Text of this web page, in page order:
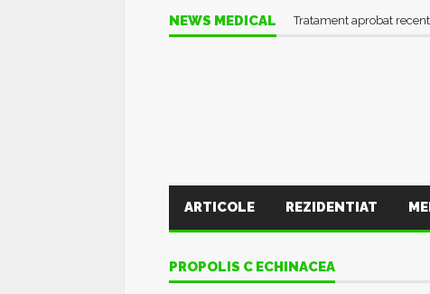
NEWS MEDICAL Tratament aprobat
ARTICOLE REZIDENTIAT
PROPOLIS C ECHINACEA